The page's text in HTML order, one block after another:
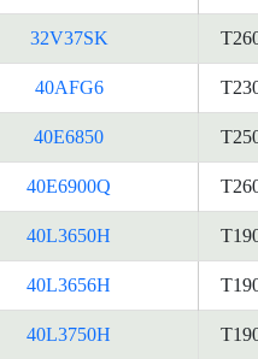
32V37SK
40AFG6
40E6850
40E6900Q
40L3650H
40L3656H
40L3750H